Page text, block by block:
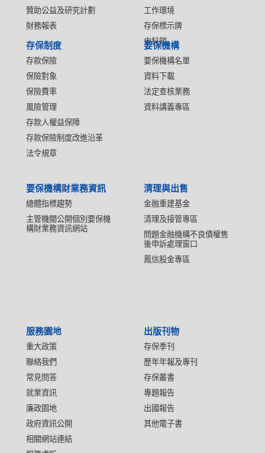
贊助公益及研究計劃
財務報表
工作環境
存保標示牌
史料館
存保制度
存款保險
保險對象
保險費率
風險管理
存款人權益保障
存款保險制度改進沿革
法令規章
要保機構
要保機構名單
資料下載
法定查核業務
資料講義專區
要保機構財業務資訊
總體指標趨勢
主管機關公開個別要保機
構財業務資訊網站
清理與出售
金融重建基金
清理及接管專區
問題金融機構不良債權售
後申訴處理窗口
鳳信股金專區
服務園地
重大政策
聯絡我們
常見問答
就業資訊
廉政園地
政府資訊公開
相關網站連結
出版刊物
存保季刊
歷年年報及專刊
存保叢書
專題報告
出國報告
其他電子書